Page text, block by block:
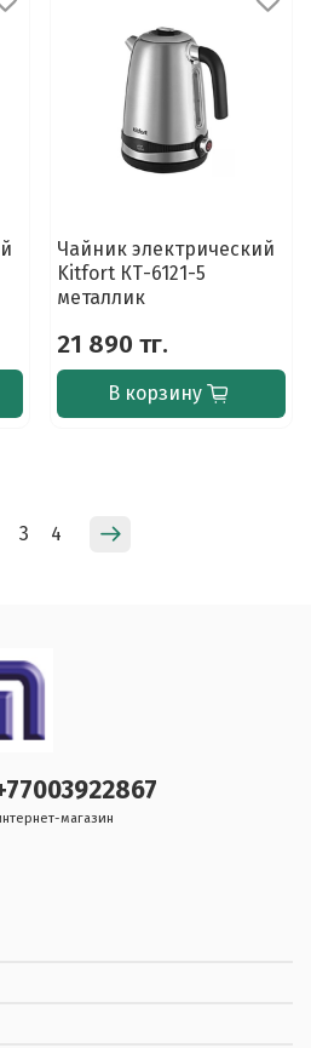
Чайник электрический
Kitfort КТ-6121-5
металлик
21 890 тг.
В корзину
3 4
магазин